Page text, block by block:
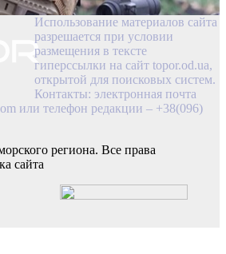
Использование материалов сайта
разрешается при условии
размещения в тексте
гиперссылки на сайт topor.od.ua,
открытой для поисковых систем.
Контакты: электронная почта
или телефон редакции – +38(096)
региона. Все права
сайта